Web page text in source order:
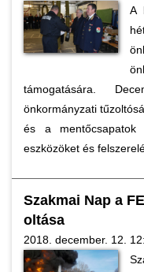
A
támogatására.
önkormányzati
és a
eszközöket és
Szakmai Nap a
oltása
2018. december. 12.